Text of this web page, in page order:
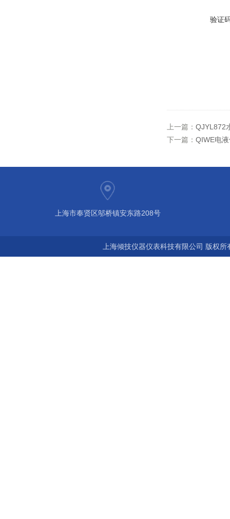
验证
上一篇： QJYL872
下一篇： QIWE电
上海市奉贤区邬桥镇安东路208号
上海倾技仪器仪表科技有限公司 版权